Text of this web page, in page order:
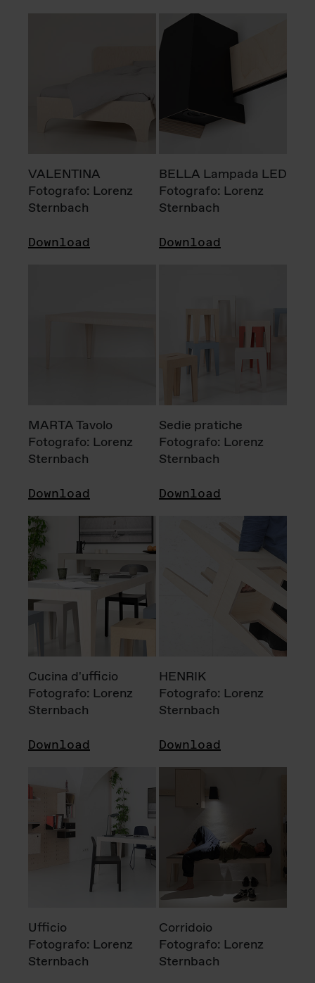
VALENTINA
Fotografo: Lorenz
Sternbach
Download
BELLA Lampada LED
Fotografo: Lorenz
Sternbach
Download
MARTA Tavolo
Fotografo: Lorenz
Sternbach
Download
Sedie pratiche
Fotografo: Lorenz
Sternbach
Download
Cucina d'ufficio
Fotografo: Lorenz
Sternbach
Download
HENRIK
Fotografo: Lorenz
Sternbach
Download
Ufficio
Fotografo: Lorenz
Sternbach
Corridoio
Fotografo: Lorenz
Sternbach